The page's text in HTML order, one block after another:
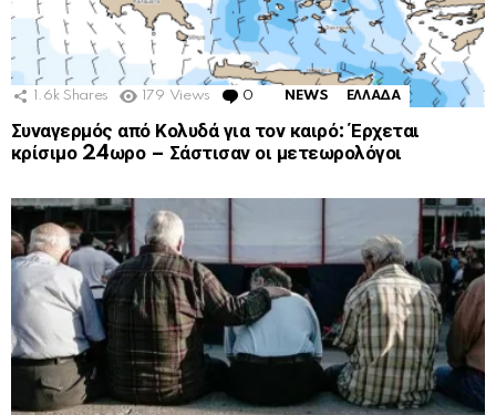
1.6k Shares 179 Views 0 Comments
NEWS ΕΛΛΑΔΑ
Συναγερμός από Κολυδά για τον καιρό: Έρχεται
κρίσιμο 24ωρο – Σάστισαν οι μετεωρολόγοι